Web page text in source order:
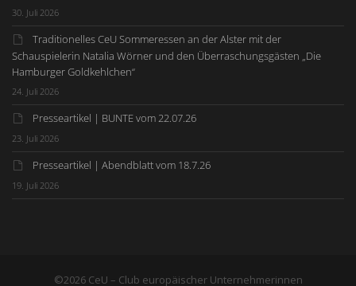
30. Juli 2026
Traditionelles CeU Sommeressen an der Alster mit der
Schauspielerin Natalia Wörner und den Überraschungsgästen „Die
Hamburger Goldkehlchen“
24. Juli 2026
Presseartikel | BUNTE vom 22.07.26
23. Juli 2026
Presseartikel | Abendblatt vom 18.7.26
19. Juli 2026
©2026 CeU – Club europäischer Unternehmerinnen